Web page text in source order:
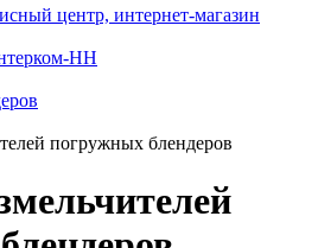
центр, интернет-магазин
НН
погружных блендеров